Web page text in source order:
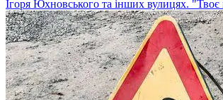
Ігоря Юхновського та інших вулицях. "Твоє